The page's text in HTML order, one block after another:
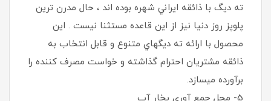
ته ديگ با ذائقه ايراني شهره بوده اند ، حال مدرن ترين
پلوپز روز دنيا نيز از اين قاعده مستثنا نيست . اين
محصول با ارائه ته ديگهاي متنوع و قابل انتخاب به
ذائقه مشتريان احترام گذاشته و خواست مصرف كننده را
برآورده میسازد.
5- محل جمع آوري بخار آب